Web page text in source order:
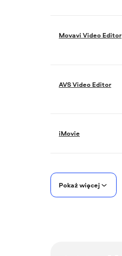
Movavi Video Editor
AVS Video Editor
iMovie
Pokaż więcej